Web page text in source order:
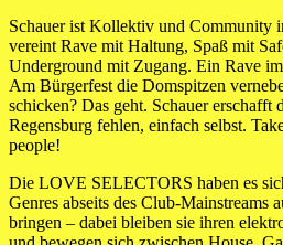
Schauer ist Kollektiv und Community
vereint Rave mit Haltung, Spaß mit
Underground mit Zugang. Ein Rave
Am Bürgerfest die Domspitzen
schicken? Das geht. Schauer erschafft
Regensburg fehlen, einfach selbst.
people!
Die LOVE SELECTORS haben es
Genres abseits des Club-Mainstreams
bringen – dabei bleiben sie ihren